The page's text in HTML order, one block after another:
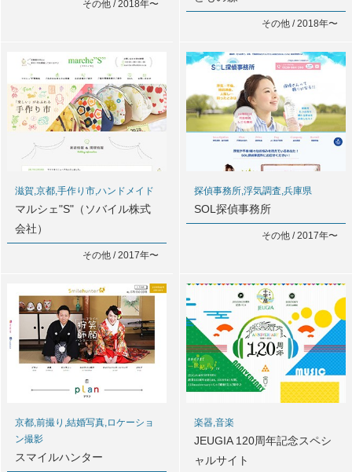
その他 / 2018年〜
その他 / 2018年〜
滋賀,京都,手作り市,ハンドメイド
マルシェ"S"（ソバイル株式
会社）
その他 / 2017年〜
探偵事務所,浮気調査,兵庫県
SOL探偵事務所
その他 / 2017年〜
京都,前撮り,結婚写真,ロケーショ
ン撮影
スマイルハンター
楽器,音楽
JEUGIA 120周年記念スペシ
ャルサイト